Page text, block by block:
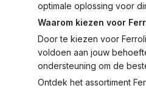
optimale oplossing voor
Waarom kiezen voor
Door te kiezen voor
voldoen aan jouw
ondersteuning om de
Ontdek het assortiment